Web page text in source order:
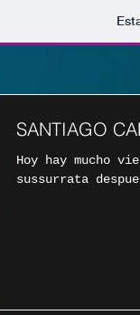
SANTIAGO
Hoy hay mucho
sussurrata